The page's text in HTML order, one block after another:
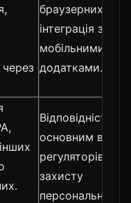
браузерних API
інтеграція з
мобільними
додатками.
Відповідність
основним
регуляторів
захисту
персональних